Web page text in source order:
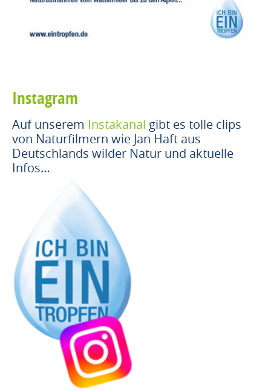
Instagram
Auf unserem Instakanal gibt es tolle clips
von Naturfilmern wie Jan Haft aus
Deutschlands wilder Natur und aktuelle
Infos…